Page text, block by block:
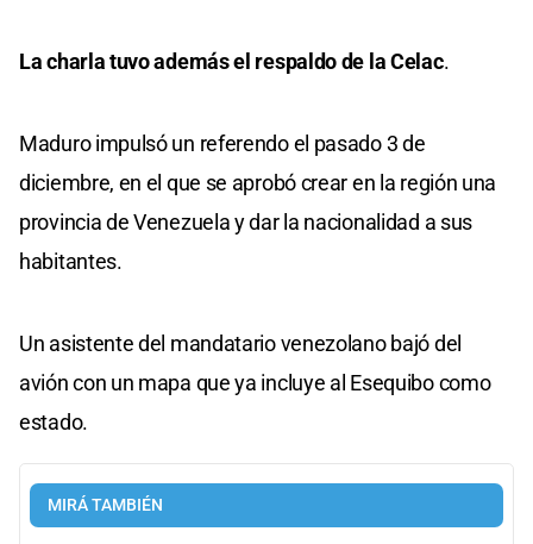
La charla tuvo además el respaldo de la Celac.
Maduro impulsó un referendo el pasado 3 de
diciembre, en el que se aprobó crear en la región una
provincia de Venezuela y dar la nacionalidad a sus
habitantes.
Un asistente del mandatario venezolano bajó del
avión con un mapa que ya incluye al Esequibo como
estado.
MIRÁ TAMBIÉN